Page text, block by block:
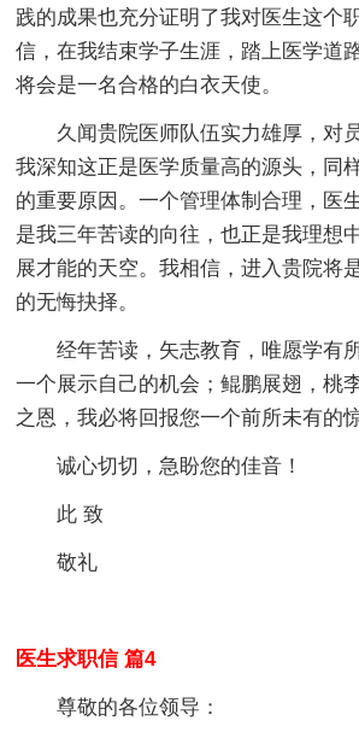
践的成果也充分证明了我对医生这个
信，在我结束学子生涯，踏上医学道
将会是一名合格的白衣天使。
久闻贵院医师队伍实力雄厚，对
我深知这正是医学质量高的源头，同
的重要原因。一个管理体制合理，医
是我三年苦读的向往，也正是我理想
展才能的天空。我相信，进入贵院将
的无悔抉择。
经年苦读，矢志教育，唯愿学有
一个展示自己的机会；鲲鹏展翅，桃
之恩，我必将回报您一个前所未有的惊
诚心切切，急盼您的佳音！
此 致
敬礼
医生求职信 篇4
尊敬的各位领导：